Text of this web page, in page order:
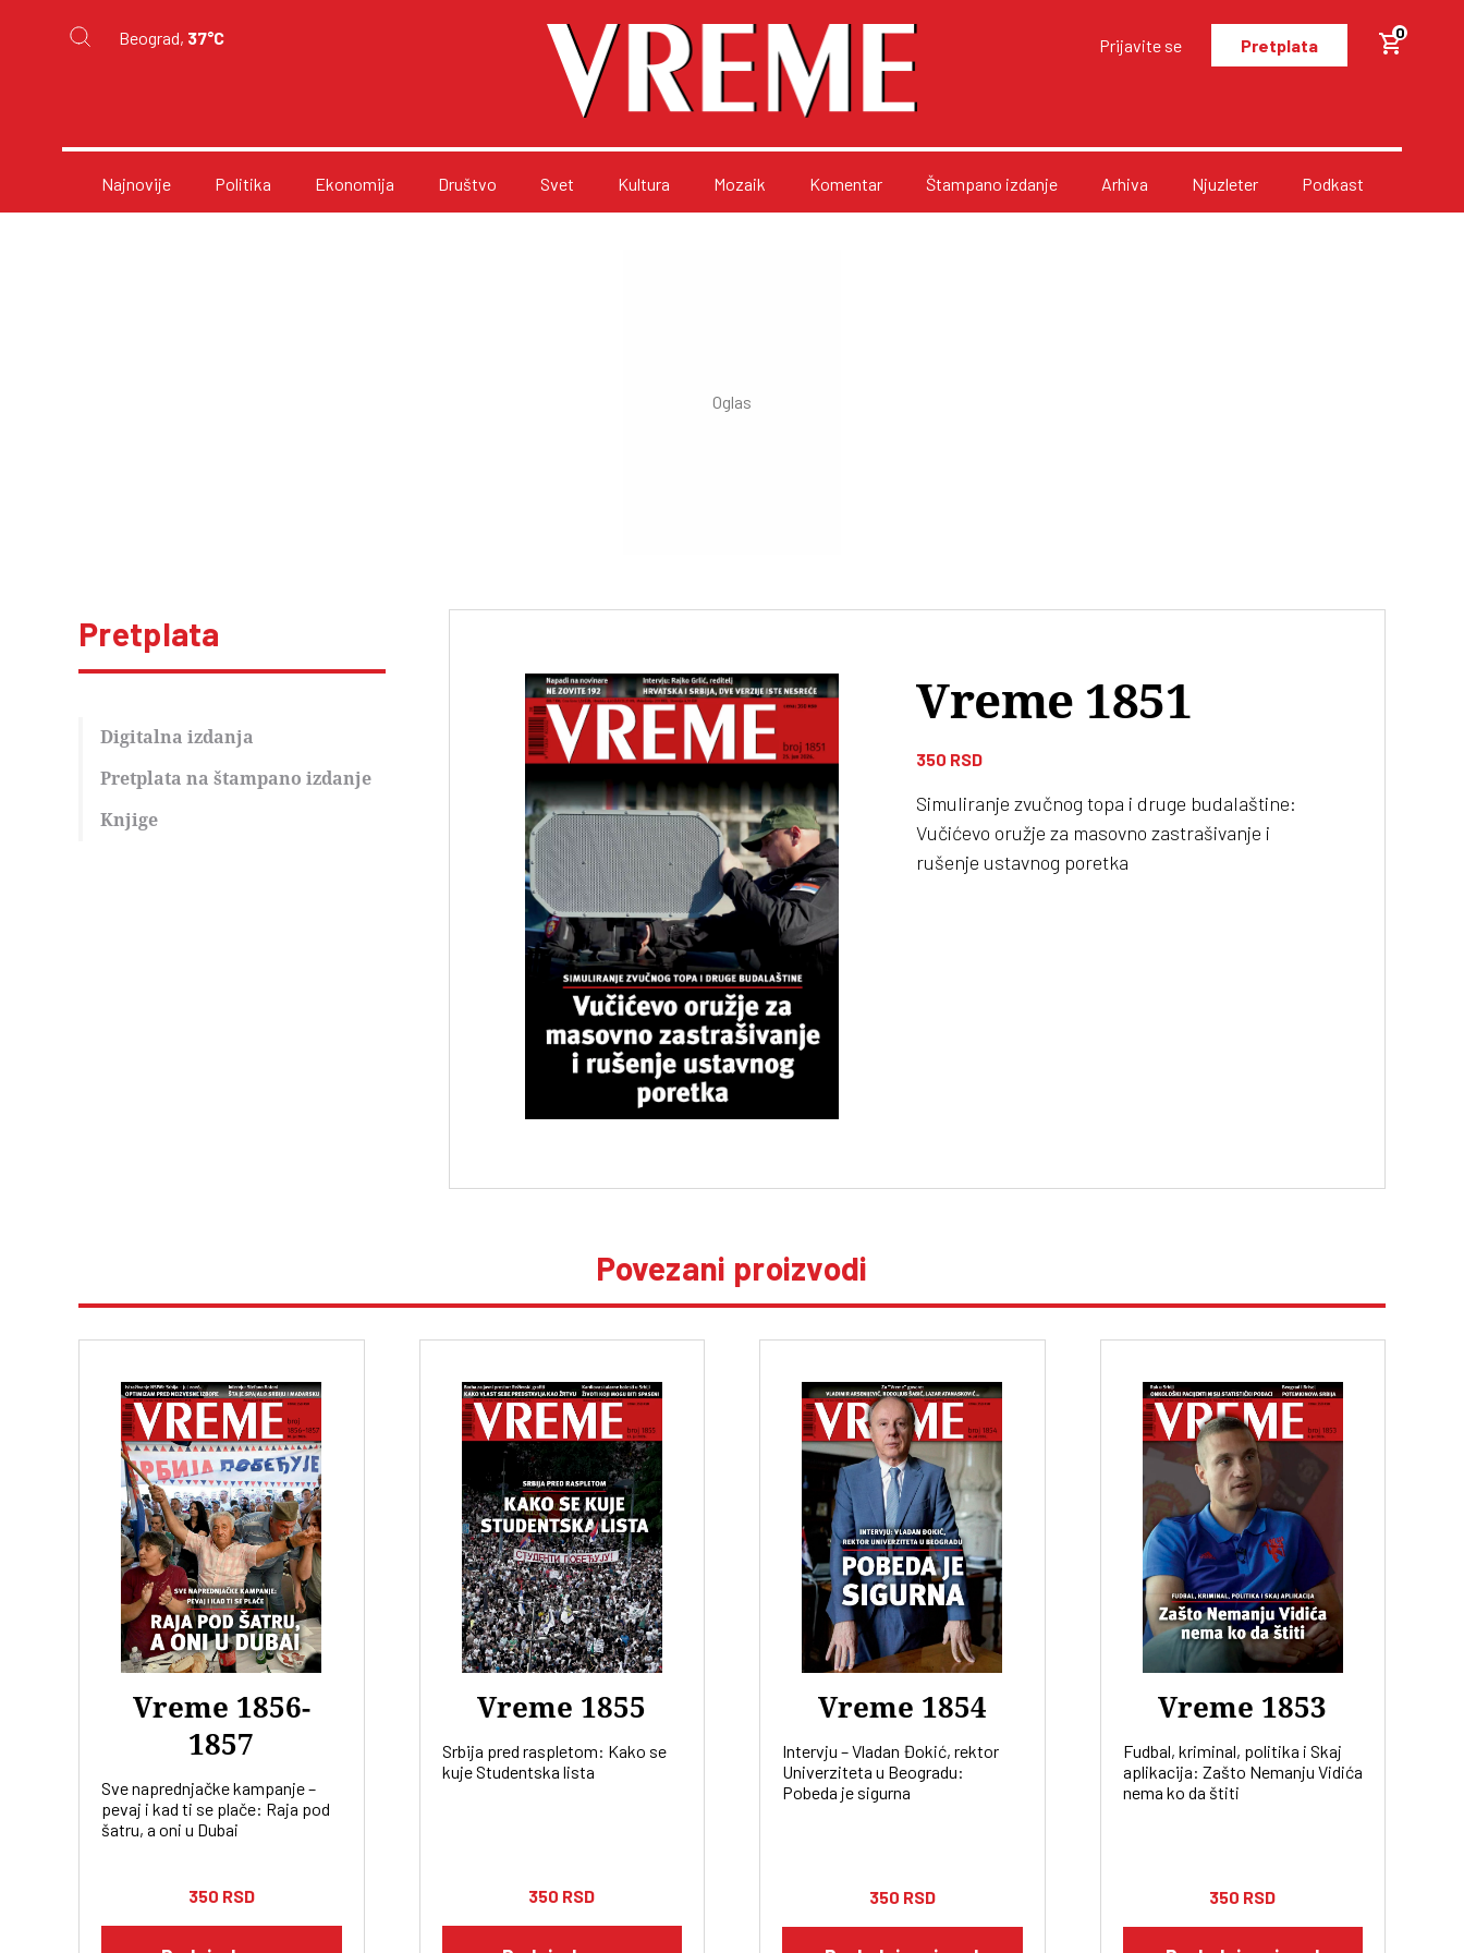
Beograd, 37°C Prijavite se Pretplata
0
Najnovije Politika Ekonomija Društvo Svet Kultura Mozaik Komentar Štampano izdanje Arhiva Njuzleter Podkast
Pretplata
Digitalna izdanja
Pretplata na štampano izdanje
Knjige
Vreme 1851
350 RSD
Simuliranje zvučnog topa i druge budalaštine:
Vučićevo oružje za masovno zastrašivanje i
rušenje ustavnog poretka
Povezani proizvodi
Vreme 1856-
1857
Sve naprednjačke kampanje –
pevaj i kad ti se plače: Raja pod
šatru, a oni u Dubai
350 RSD
Vreme 1855
Srbija pred raspletom: Kako se
kuje Studentska lista
350 RSD
Vreme 1854
Intervju – Vladan Đokić, rektor
Univerziteta u Beogradu:
Pobeda je sigurna
350 RSD
Vreme 1853
Fudbal, kriminal, politika i Skaj
aplikacija: Zašto Nemanju Vidića
nema ko da štiti
350 RSD